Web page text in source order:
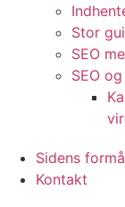
Stor
SEO
SEO
Sidens
Kontakt